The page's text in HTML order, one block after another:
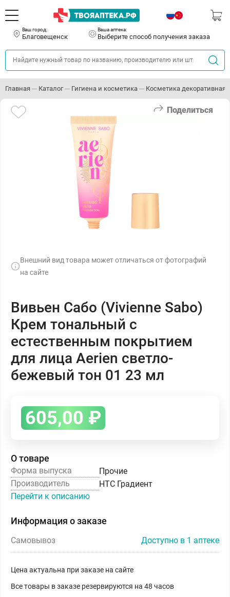
Ваш город:
Благовещенск
Ваша аптека:
Выберите способ получения заказа
Главная Каталог Гигиена и косметика Косметика декоративная
Поделиться
Внешний вид товара может отличаться от фотографий
на сайте
Вивьен Сабо (Vivienne Sabo)
Крем тональный с
естественным покрытием
для лица Aerien светло-
бежевый тон 01 23 мл
605,00 ₽
О товаре
Форма выпуска
Прочие
Производитель
НТС Градиент
Перейти к описанию
Информация о заказе
Самовывоз Доступно в 1 аптеке
Цена актуальна при заказе на сайте
Все товары в заказе резервируются на 48 часов